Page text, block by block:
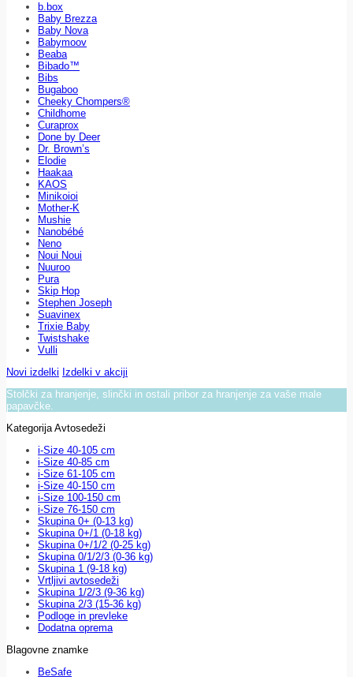
b.box
Baby Brezza
Baby Nova
Babymoov
Beaba
Bibado™
Bibs
Bugaboo
Cheeky Chompers®
Childhome
Curaprox
Done by Deer
Dr. Brown’s
Elodie
Haakaa
KAOS
Minikoioi
Mother-K
Mushie
Nanobébé
Neno
Noui Noui
Nuuroo
Pura
Skip Hop
Stephen Joseph
Suavinex
Trixie Baby
Twistshake
Vulli
Novi izdelki Izdelki v akciji
Stolčki za hranjenje, slinčki in ostali pribor za hranjenje za vaše male
papavčke.
Kategorija Avtosedeži
i-Size 40-105 cm
i-Size 40-85 cm
i-Size 61-105 cm
i-Size 40-150 cm
i-Size 100-150 cm
i-Size 76-150 cm
Skupina 0+ (0-13 kg)
Skupina 0+/1 (0-18 kg)
Skupina 0+/1/2 (0-25 kg)
Skupina 0/1/2/3 (0-36 kg)
Skupina 1 (9-18 kg)
Vrtljivi avtosedeži
Skupina 1/2/3 (9-36 kg)
Skupina 2/3 (15-36 kg)
Podloge in prevleke
Dodatna oprema
Blagovne znamke
BeSafe